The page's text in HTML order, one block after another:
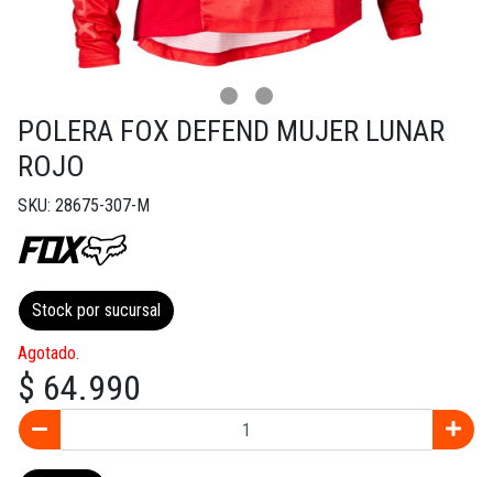
POLERA FOX DEFEND MUJER LUNAR
ROJO
SKU: 28675-307-M
Stock por sucursal
Agotado.
$ 64.990